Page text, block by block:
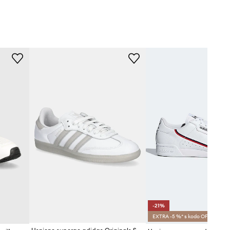
-21%
EXTRA -5 %* s kodo OFF